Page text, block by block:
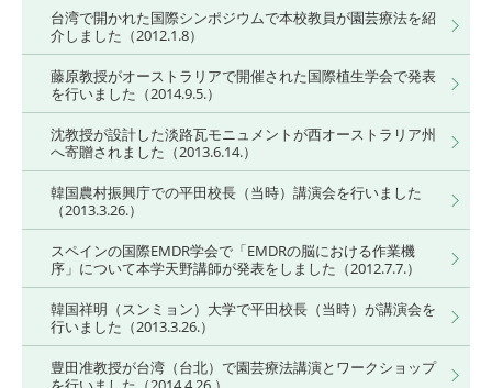
台湾で開かれた国際シンポジウムで本校教員が園芸療法を紹
介しました（2012.1.8）
藤原教授がオーストラリアで開催された国際植生学会で発表
を行いました（2014.9.5.）
沈教授が設計した淡路瓦モニュメントが西オーストラリア州
へ寄贈されました（2013.6.14.）
韓国農村振興庁での平田校長（当時）講演会を行いました
（2013.3.26.）
スペインの国際EMDR学会で「EMDRの脳における作業機
序」について本学天野講師が発表をしました（2012.7.7.）
韓国祥明（スンミョン）大学で平田校長（当時）が講演会を
行いました（2013.3.26.）
豊田准教授が台湾（台北）で園芸療法講演とワークショップ